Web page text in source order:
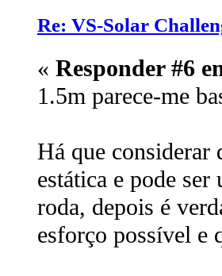
Re: VS-Solar
« Responder #6
1.5m parece-me
Há que considerar
estática e pode
roda, depois é
esforço possível e